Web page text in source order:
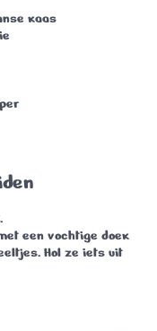
kaas
een vochtige doek
Hol ze iets uit